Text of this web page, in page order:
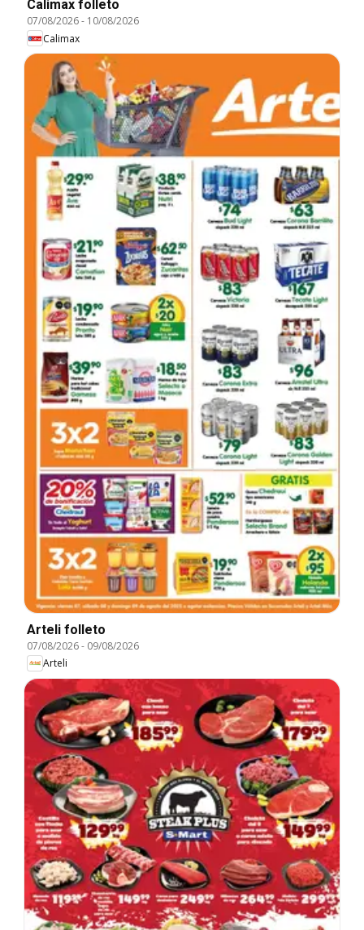
Calimax folleto
07/08/2026- 10/08/2026
Calimax
Arteli folleto
07/08/2026- 09/08/2026
Arteli